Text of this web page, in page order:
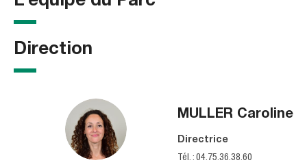
Direction
MULLER Caroline
Directrice
Tél. : 04.75.36.38.60